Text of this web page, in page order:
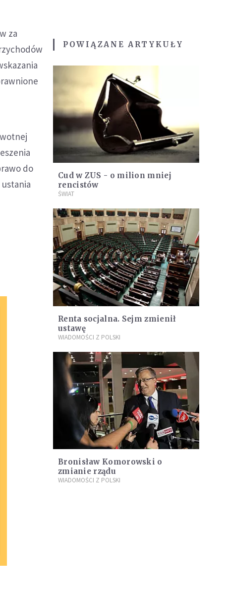
za
do
POWIĄZANE ARTYKUŁY
Cud w ZUS - o milion mniej
rencistów
ŚWIAT
Renta socjalna. Sejm zmienił
ustawę
WIADOMOŚCI Z POLSKI
Bronisław Komorowski o
zmianie rządu
WIADOMOŚCI Z POLSKI